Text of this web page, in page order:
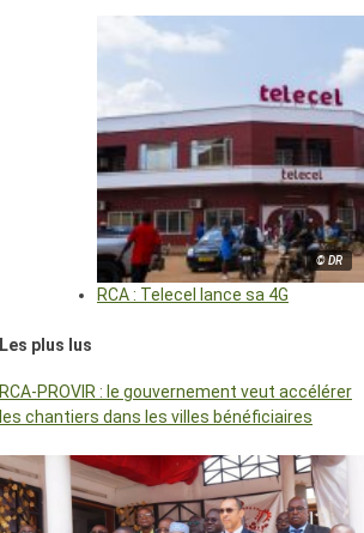
© DR
RCA : Telecel lance sa 4G
Les plus lus
RCA-PROVIR : le gouvernement veut accélérer
les chantiers dans les villes bénéficiaires